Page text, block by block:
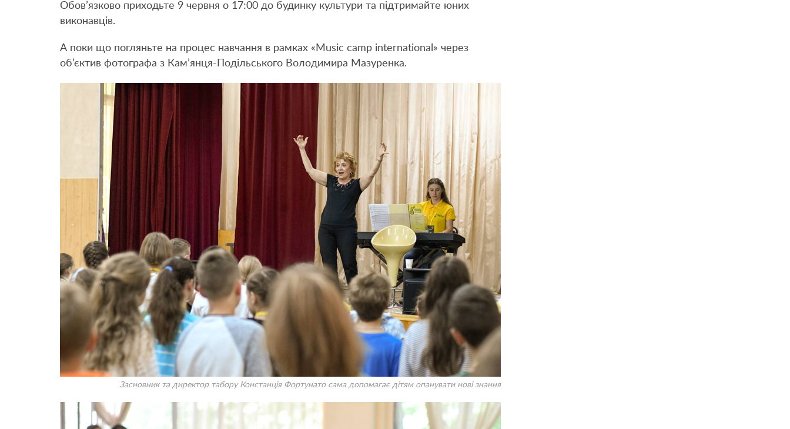
Обов’язково приходьте 9 червня о 17:00 до будинку культури та підтримайте юних
виконавців.
А поки що погляньте на процес навчання в рамках «Music camp international» через
об’єктив фотографа з Кам’янця-Подільського Володимира Мазуренка.
Засновник та директор табору Констанція Фортунато сама допомагає дітям опанувати нові знання